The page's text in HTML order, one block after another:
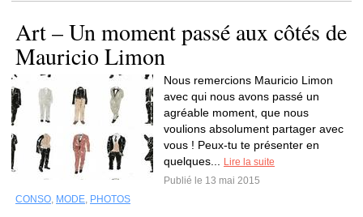
Art – Un moment passé aux côtés de
Mauricio Limon
Nous remercions Mauricio Limon
avec qui nous avons passé un
agréable moment, que nous
voulions absolument partager avec
vous ! Peux-tu te présenter en
quelques...
Lire la suite
Publié le 13 mai 2015
CONSO, MODE, PHOTOS